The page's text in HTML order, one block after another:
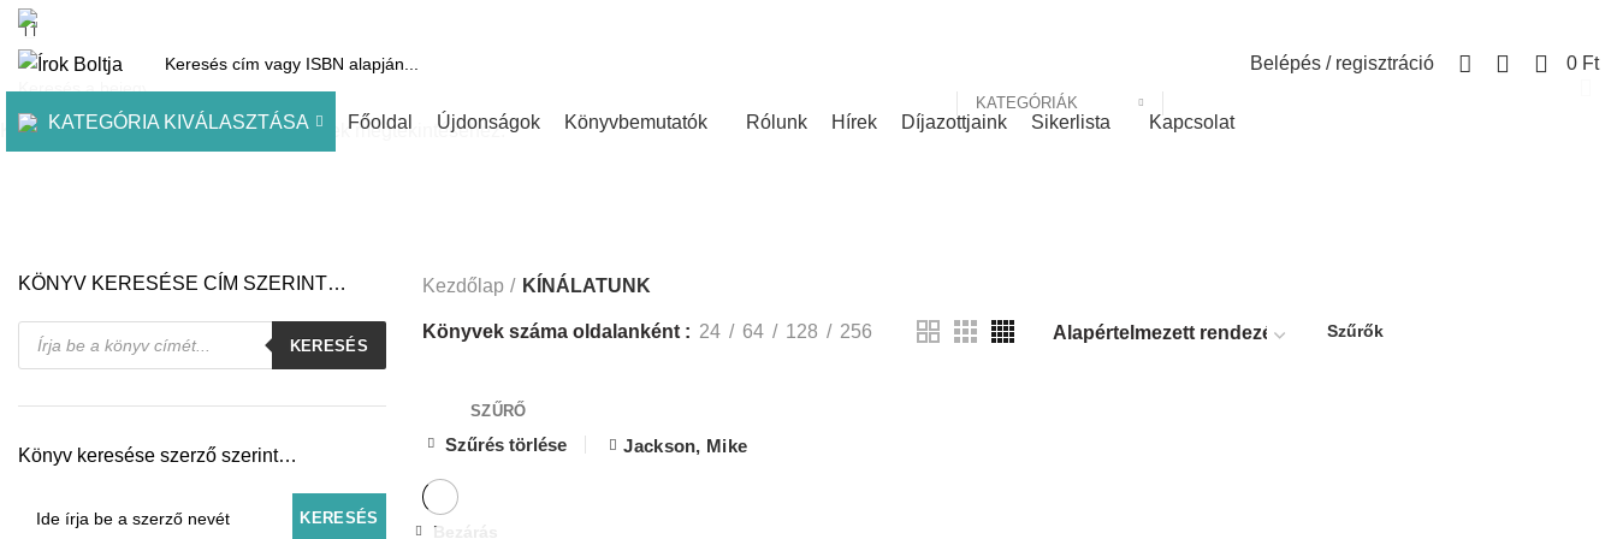
KATEGÓRIÁK
Belépés / regisztráció 0 Ft
KATEGÓRIA KIVÁLASZTÁSA Főoldal Újdonságok Könyvbemutatók Rólunk Hírek Díjazottjaink Sikerlista Kapcsolat
KÖNYV KERESÉSE CÍM SZERINT…
Products
search
KERESÉS
Könyv keresése szerző szerint…
Kezdőlap KÍNÁLATUNK
Könyvek száma oldalanként 24 64 128 256 Szűrők
SZŰRŐ
Szűrés törlése Jackson, Mike
Bezárás
Kezdje el gépelni a keresett bejegyzések megtekintéséhez.